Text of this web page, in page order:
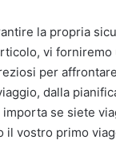
la propria
vi forniremo
per
dalla
importa se siete
il vostro primo